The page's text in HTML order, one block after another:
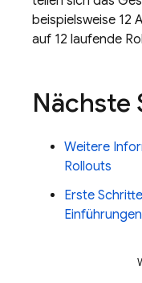
beispielsweise 12
auf 12 laufende
Nächste
Weitere
Rollouts
Erste
Einführungen